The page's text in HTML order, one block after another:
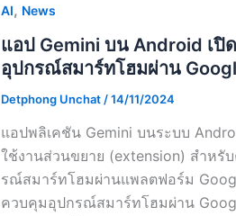
AI, News
แอป Gemini บน Android เปิ
อุปกรณ์สมาร์ทโฮมผ่าน
Detphong Unchat /14/11/2024
แอปพลิเคชัน Gemini บนระบบ
ใช้งานส่วนขยาย (extension) สำหรั
รณ์สมาร์ทโฮมผ่านแพลตฟอร์ม
ควบคุมอุปกรณ์สมาร์ทโฮมผ่าน